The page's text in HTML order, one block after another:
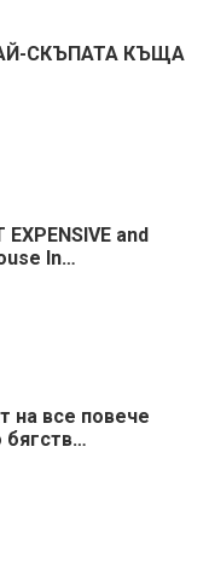
СКЪПАТА КЪЩА
and
In…
на все повече
бягств…